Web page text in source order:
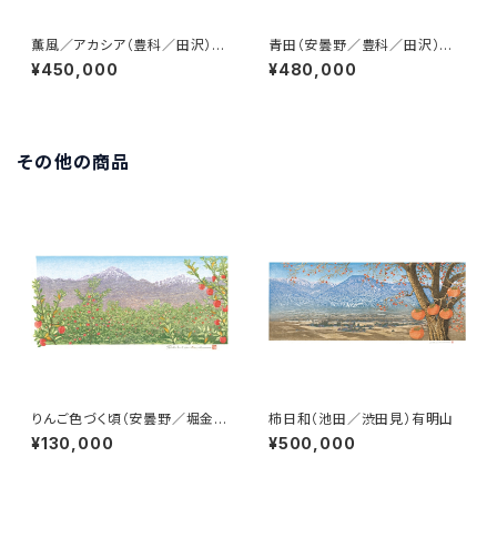
薫風／アカシア（豊科／田沢）常
念岳、有明山
¥450,000
青田（安曇野／豊科／田沢）常
念岳
¥480,000
その他の商品
りんご色づく頃（安曇野／堀金／
烏川）常念岳
¥130,000
柿日和（池田／渋田見）有明山
¥500,000